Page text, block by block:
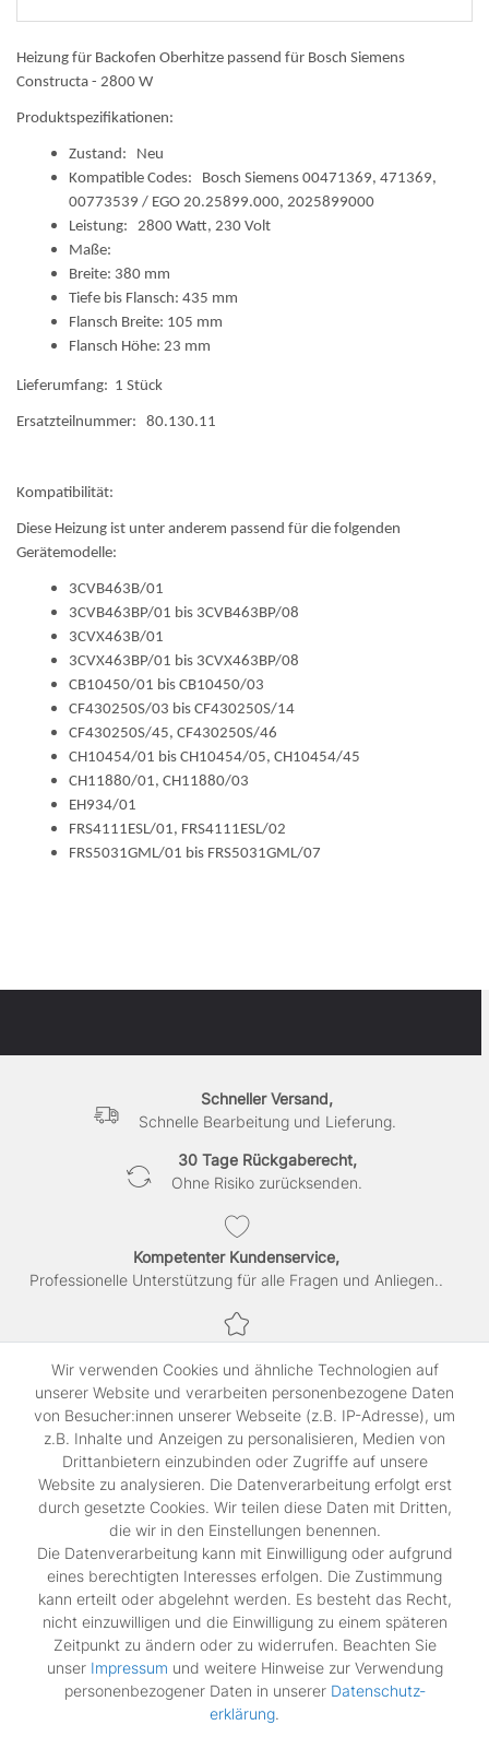
Heizung für Backofen Oberhitze passend für Bosch Siemens
Constructa - 2800 W
Produktspezifikationen:
Zustand: Neu
Kompatible Codes: Bosch Siemens 00471369, 471369,
00773539 / EGO 20.25899.000, 2025899000
Leistung: 2800 Watt, 230 Volt
Maße:
Breite: 380 mm
Tiefe bis Flansch: 435 mm
Flansch Breite: 105 mm
Flansch Höhe: 23 mm
Lieferumfang: 1 Stück
Ersatzteilnummer: 80.130.11
Kompatibilität:
Diese Heizung ist unter anderem passend für die folgenden
Gerätemodelle:
3CVB463B/01
3CVB463BP/01 bis 3CVB463BP/08
3CVX463B/01
3CVX463BP/01 bis 3CVX463BP/08
CB10450/01 bis CB10450/03
CF430250S/03 bis CF430250S/14
CF430250S/45, CF430250S/46
CH10454/01 bis CH10454/05, CH10454/45
CH11880/01, CH11880/03
EH934/01
FRS4111ESL/01, FRS4111ESL/02
FRS5031GML/01 bis FRS5031GML/07
Schneller Versand,
Schnelle Bearbeitung und Lieferung.
30 Tage Rückgaberecht,
Ohne Risiko zurücksenden.
Kompetenter Kundenservice,
Professionelle Unterstützung für alle Fragen und Anliegen..
SSL-verschlüsselte Abwicklung für maximale Sicherheit.
Shop
Kontakt
Rechtliches
Widerrufs­recht
Impressum
Daten­schutz­erklärung
AGB
Vertrag widerrufen
Wir verwenden Cookies und ähnliche Technologien auf
unserer Website und verarbeiten personenbezogene Daten
von Besucher:innen unserer Webseite (z.B. IP-Adresse), um
z.B. Inhalte und Anzeigen zu personalisieren, Medien von
Drittanbietern einzubinden oder Zugriffe auf unsere
Website zu analysieren. Die Datenverarbeitung erfolgt erst
durch gesetzte Cookies. Wir teilen diese Daten mit Dritten,
die wir in den Einstellungen benennen.
Die Datenverarbeitung kann mit Einwilligung oder aufgrund
eines berechtigten Interesses erfolgen. Die Zustimmung
kann erteilt oder abgelehnt werden. Es besteht das Recht,
nicht einzuwilligen und die Einwilligung zu einem späteren
Zeitpunkt zu ändern oder zu widerrufen. Beachten Sie
unser Impressum und weitere Hinweise zur Verwendung
personenbezogener Daten in unserer Daten­schutz­
erklärung.